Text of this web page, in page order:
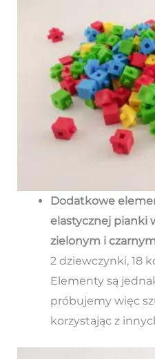
Dodatkowe
elastycznej pianki
zielonym i czarnym
2 dziewczynki, 18
Elementy są
próbujemy więc
korzystając z